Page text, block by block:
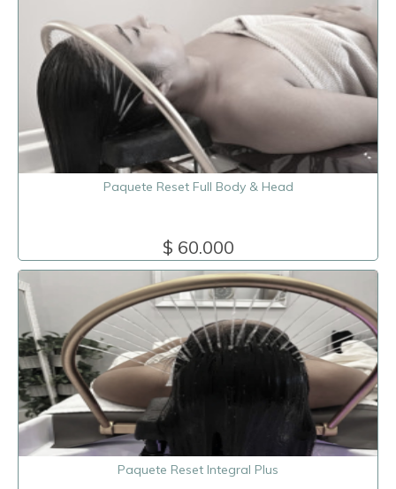
Paquete Reset Full Body & Head
$ 60.000
Paquete Reset Integral Plus